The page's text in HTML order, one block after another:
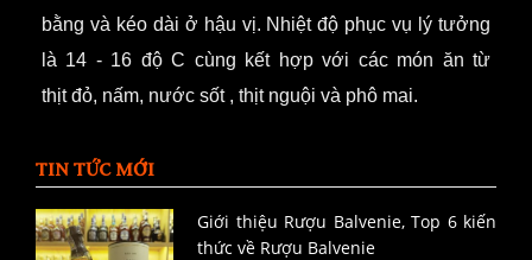
bằng và kéo dài ở hậu vị. Nhiệt độ phục vụ lý tưởng
là 14 - 16 độ C cùng kết hợp với các món ăn từ
thịtđỏ, nấm, nước sốt , thịt nguội và phô mai.
TIN TỨC MỚI
Giới thiệu Rượu Balvenie, Top 6 kiến
thức về Rượu Balvenie